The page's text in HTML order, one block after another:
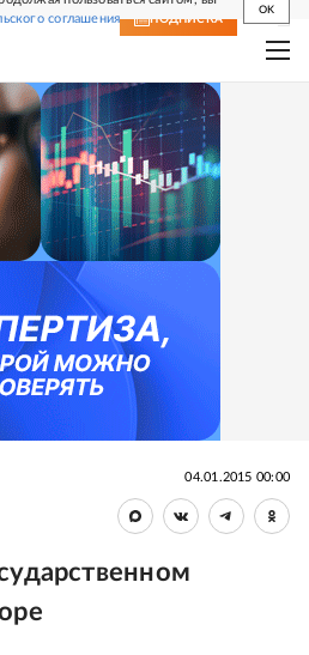
соглашения
OK
ПОДПИСКА
04.01.2015 00:00